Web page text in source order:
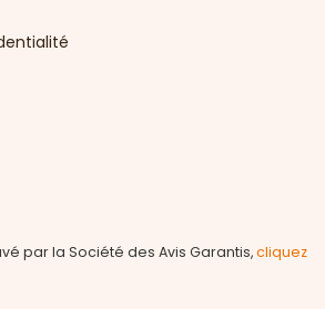
par la Société des Avis Garantis,cliquez